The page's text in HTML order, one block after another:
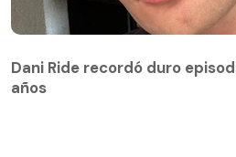
Dani Ride recordó duro
años